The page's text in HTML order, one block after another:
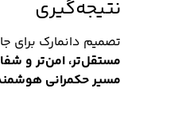
نتیجه‌گیری
تصمیم دانمارک برای
مستقل‌تر، امن‌تر و
مسیر حکمرانی